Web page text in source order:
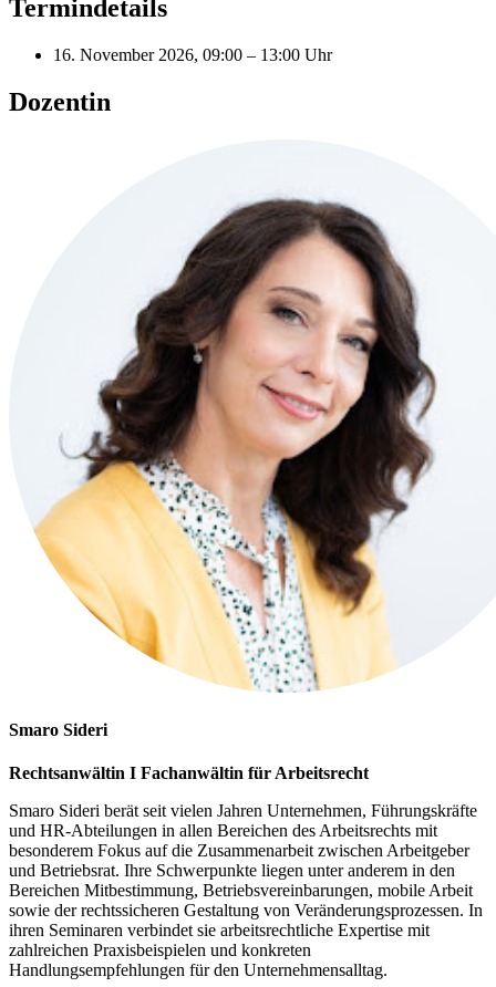
Termindetails
16. November 2026, 09:00 – 13:00 Uhr
Dozentin
Smaro Sideri
Rechtsanwältin I Fachanwältin für Arbeitsrecht
Smaro Sideri berät seit vielen Jahren Unternehmen, Führungskräfte
und HR-Abteilungen in allen Bereichen des Arbeitsrechts mit
besonderem Fokus auf die Zusammenarbeit zwischen Arbeitgeber
und Betriebsrat. Ihre Schwerpunkte liegen unter anderem in den
Bereichen Mitbestimmung, Betriebsvereinbarungen, mobile Arbeit
sowie der rechtssicheren Gestaltung von Veränderungsprozessen. In
ihren Seminaren verbindet sie arbeitsrechtliche Expertise mit
zahlreichen Praxisbeispielen und konkreten
Handlungsempfehlungen für den Unternehmensalltag.